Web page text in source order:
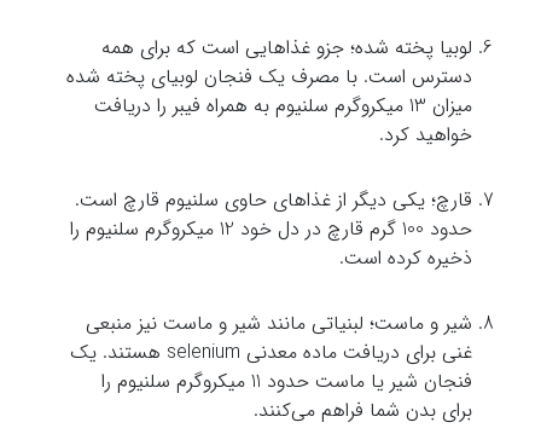
لوبیا پخته شده؛ جزو غذاهایی است که برای همه
دسترس است. با مصرف یک فنجان لوبیای پخته شده
میزان 13 میکروگرم سلنیوم به همراه فیبر را دریافت
خواهید کرد.
قارچ؛ یکی دیگر از غذاهای حاوی سلنیوم قارچ است.
حدود 100 گرم قارچ در دل خود 12 میکروگرم سلنیوم را
ذخیره کرده است.
شیر و ماست؛ لبنیاتی مانند شیر و ماست نیز منبعی
غنی برای دریافت ماده معدنی selenium هستند. یک
فنجان شیر یا ماست حدود 11 میکروگرم سلنیوم را
برای بدن شما فراهم می‌کنند.